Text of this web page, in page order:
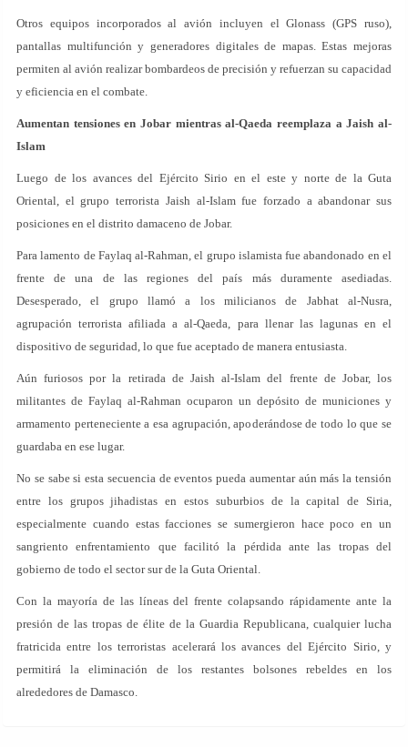
Otros equipos incorporados al avión incluyen el Glonass (GPS ruso),
pantallas multifunción y generadores digitales de mapas. Estas mejoras
permiten al avión realizar bombardeos de precisión y refuerzan su capacidad
y eficiencia en el combate.
Aumentan tensiones en Jobar mientras al-Qaeda reemplaza a Jaish al-
Islam
Luego de los avances del Ejército Sirio en el este y norte de la Guta
Oriental, el grupo terrorista Jaish al-Islam fue forzado a abandonar sus
posiciones en el distrito damaceno de Jobar.
Para lamento de Faylaq al-Rahman, el grupo islamista fue abandonado en el
frente de una de las regiones del país más duramente asediadas.
Desesperado, el grupo llamó a los milicianos de Jabhat al-Nusra,
agrupación terrorista afiliada a al-Qaeda, para llenar las lagunas en el
dispositivo de seguridad, lo que fue aceptado de manera entusiasta.
Aún furiosos por la retirada de Jaish al-Islam del frente de Jobar, los
militantes de Faylaq al-Rahman ocuparon un depósito de municiones y
armamento perteneciente a esa agrupación, apoderándose de todo lo que se
guardaba en ese lugar.
No se sabe si esta secuencia de eventos pueda aumentar aún más la tensión
entre los grupos jihadistas en estos suburbios de la capital de Siria,
especialmente cuando estas facciones se sumergieron hace poco en un
sangriento enfrentamiento que facilitó la pérdida ante las tropas del
gobierno de todo el sector sur de la Guta Oriental.
Con la mayoría de las líneas del frente colapsando rápidamente ante la
presión de las tropas de élite de la Guardia Republicana, cualquier lucha
fratricida entre los terroristas acelerará los avances del Ejército Sirio, y
permitirá la eliminación de los restantes bolsones rebeldes en los
alrededores de Damasco.